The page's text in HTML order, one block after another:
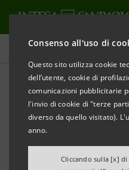
Consenso all'uso di
Questo sito utilizza cookie
dell’utente, cookie di
comunicazioni pubblicitarie
l'invio di cookie di "terze
diverso da quello visitato).
anno.
Cliccando sulla [x]
Comunicati stampa
STAMPA AGGIORNA
MARKETWALL,
SANPAOLO